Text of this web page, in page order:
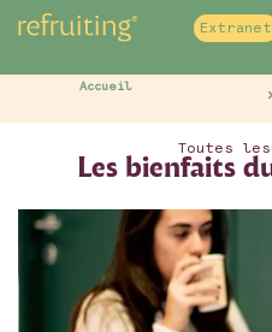
Extranet
Accueil
Toutes
Les bienfaits